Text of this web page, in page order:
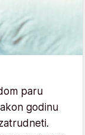
paru
godinu